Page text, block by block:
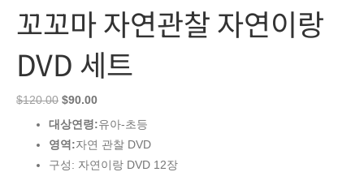
꼬꼬마 자연관찰 자연이랑
DVD 세트
$120.00 Original
was:
$120.00.
$90.00Current
is:
$90.00.
대상연령:유아-초등
영역:자연 관찰 DVD
구성: 자연이랑 DVD 12장